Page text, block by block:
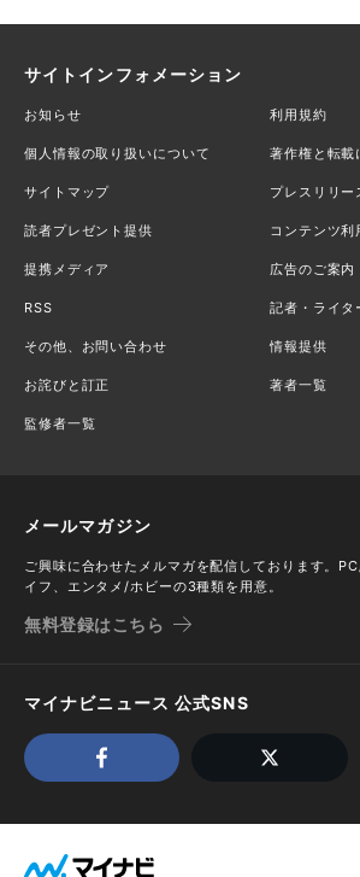
サイトインフォメーション
お知らせ 利用規約
個人情報の取り扱いについて 著作権と転載
サイトマップ プレスリリー
読者プレゼント提供 コンテンツ利
提携メディア 広告のご案内
RSS 記者・ライタ
その他、お問い合わせ 情報提供
お詫びと訂正 著者一覧
監修者一覧
メールマガジン
ご興味に合わせたメルマガを配信しております。
イフ、エンタメ/ホビーの3種類を用意。
無料登録はこちら
マイナビニュース 公式SNS